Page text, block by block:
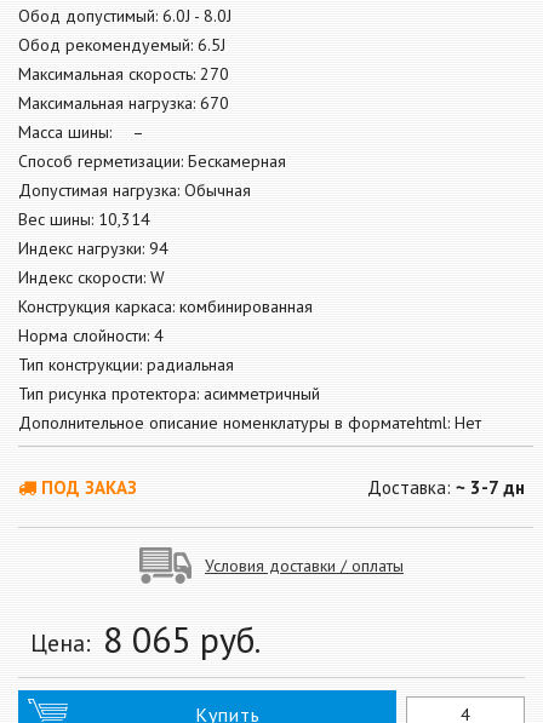
Обод допустимый: 6.0J - 8.0J
Обод рекомендуемый: 6.5J
Максимальная скорость: 270
Максимальная нагрузка: 670
Масса шины: –
Способ герметизации: Бескамерная
Допустимая нагрузка: Обычная
Вес шины: 10,314
Индекс нагрузки: 94
Индекс скорости: W
Конструкция каркаса: комбинированная
Норма слойности: 4
Тип конструкции: радиальная
Тип рисунка протектора: асимметричный
Дополнительное описание номенклатуры в форматеhtml: Нет
ПОД ЗАКАЗ Доставка: ~ 3-7 дн
Условия доставки / оплаты
Цена: 8 065 руб.
Купить